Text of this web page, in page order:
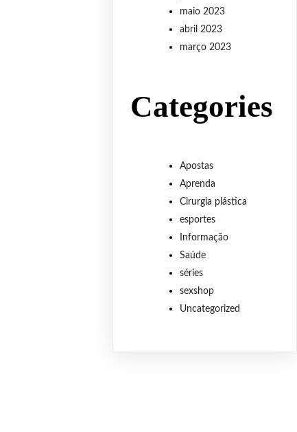
maio 2023
abril 2023
março 2023
Categories
Apostas
Aprenda
Cirurgia plástica
esportes
Informação
Saúde
séries
sexshop
Uncategorized